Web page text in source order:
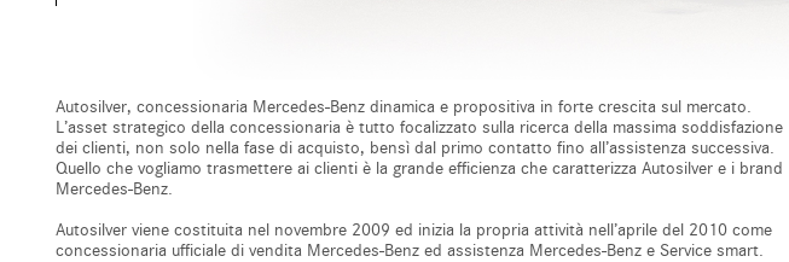
Autosilver, concessionaria Mercedes-Benz dinamica e propositiva in forte crescita sul mercato.
L’asset strategico della concessionaria è tutto focalizzato sulla ricerca della massima soddisfazione
dei clienti, non solo nella fase di acquisto, bensì dal primo contatto fino all’assistenza successiva.
Quello che vogliamo trasmettere ai clienti è la grande efficienza che caratterizza Autosilver e i brand
Mercedes-Benz.
Autosilver viene costituita nel novembre 2009 ed inizia la propria attività nell’aprile del 2010 come
concessionaria ufficiale di vendita Mercedes-Benz ed assistenza Mercedes-Benz e Service smart.